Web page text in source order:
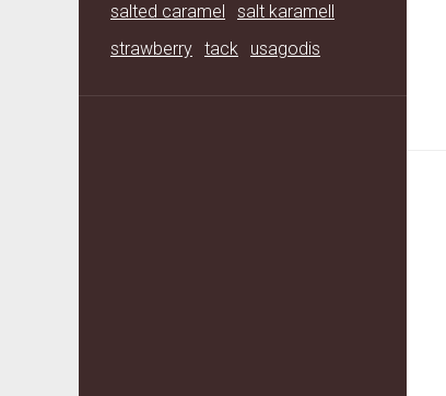
salted caramel
salt karamell
strawberry tack usagodis